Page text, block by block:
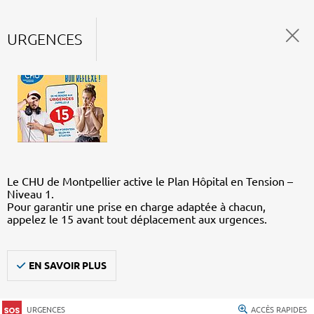
URGENCES
Le CHU de Montpellier active le Plan Hôpital en Tension –
Niveau 1.
Pour garantir une prise en charge adaptée à chacun,
appelez le 15 avant tout déplacement aux urgences.
EN SAVOIR PLUS
URGENCES ACCÈS RAPIDES